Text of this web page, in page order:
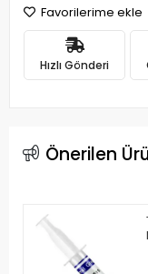
Favorilerime ekle
Hızlı Gönderi
Önerilen